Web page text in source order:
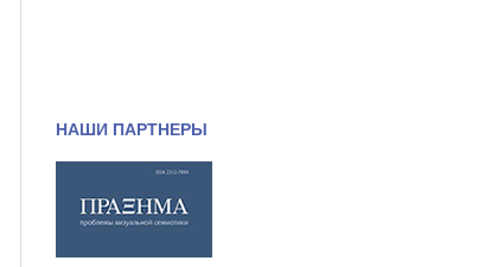
НАШИ ПАРТНЕРЫ